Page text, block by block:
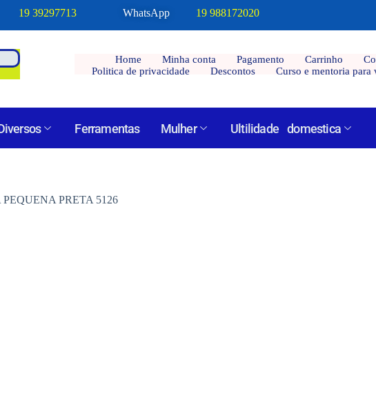
19 39297713 WhatsApp 19 988172020
Home Minha conta Pagamento Carrinho
Politica de privacidade
Descontos Curso e mentoria
Ferramentas Mulher Ultilidade domestica
PRETA 5126